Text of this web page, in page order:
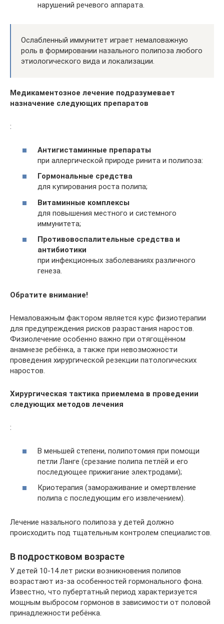
нарушений речевого аппарата.
Ослабленный иммунитет играет немаловажную
роль в формировании назального полипоза любого
этиологического вида и локализации.
Медикаментозное лечение подразумевает
назначение следующих препаратов
:
Антигистаминные препараты
при аллергической природе ринита и полипоза:
Гормональные средства
для купирования роста полипа;
Витаминные комплексы
для повышения местного и системного
иммунитета;
Противовоспалительные средства и
антибиотики
при инфекционных заболеваниях различного
генеза.
Обратите внимание!
Немаловажным фактором является курс физиотерапии
для предупреждения рисков разрастания наростов.
Физиолечение особенно важно при отягощённом
анамнезе ребёнка, а также при невозможности
проведения хирургической резекции патологических
наростов.
Хирургическая тактика приемлема в проведении
следующих методов лечения
:
В меньшей степени, полипотомия при помощи
петли Ланге (срезание полипа петлёй и его
последующее прижигание электродами);
Криотерапия (замораживание и омертвление
полипа с последующим его извлечением).
Лечение назального полипоза у детей должно
происходить под тщательным контролем специалистов.
В подростковом возрасте
У детей 10-14 лет риски возникновения полипов
возрастают из-за особенностей гормонального фона.
Известно, что пубертатный период характеризуется
мощным выбросом гормонов в зависимости от половой
принадлежности ребёнка.